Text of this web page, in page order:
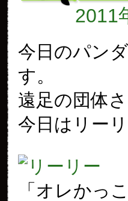
2011
今日のパン
す。
遠足の団体
今日はリー
「オレかっ